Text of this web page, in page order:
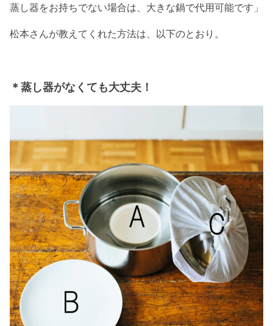
蒸し器をお持ちでない場合は、大きな鍋で代用可能です」
松本さんが教えてくれた方法は、以下のとおり。
＊蒸し器がなくても大丈夫！